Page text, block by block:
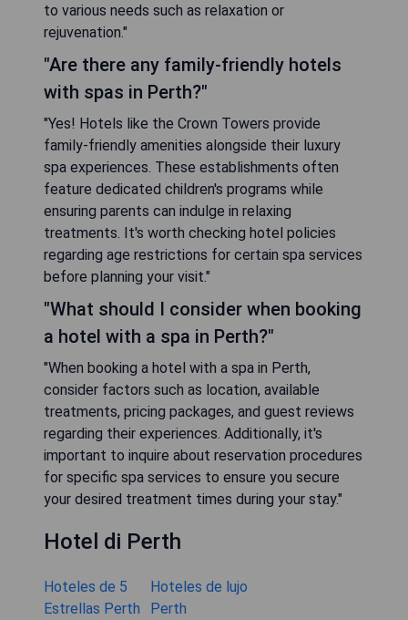
to various needs such as relaxation or
rejuvenation."
"Are there any family-friendly hotels
with spas in Perth?"
"Yes! Hotels like the Crown Towers provide
family-friendly amenities alongside their luxury
spa experiences. These establishments often
feature dedicated children's programs while
ensuring parents can indulge in relaxing
treatments. It's worth checking hotel policies
regarding age restrictions for certain spa services
before planning your visit."
"What should I consider when booking
a hotel with a spa in Perth?"
"When booking a hotel with a spa in Perth,
consider factors such as location, available
treatments, pricing packages, and guest reviews
regarding their experiences. Additionally, it's
important to inquire about reservation procedures
for specific spa services to ensure you secure
your desired treatment times during your stay."
Hotel di Perth
Hoteles de 5
Estrellas Perth
Hoteles de lujo
Perth